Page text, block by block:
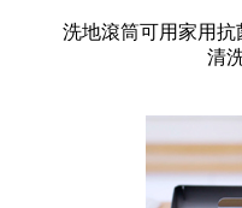
洗地滾筒可用家用抗
清